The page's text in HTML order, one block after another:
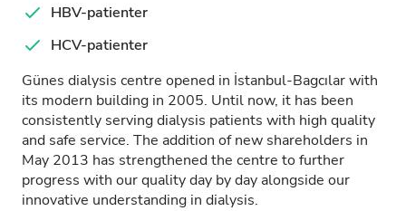
HBV-patienter
HCV-patienter
Günes dialysis centre opened in İstanbul-Bagcılar with
its modern building in 2005. Until now, it has been
consistently serving dialysis patients with high quality
and safe service. The addition of new shareholders in
May 2013 has strengthened the centre to further
progress with our quality day by day alongside our
innovative understanding in dialysis.